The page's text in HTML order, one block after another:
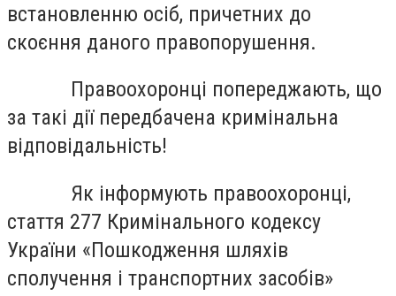
встановленню осіб, причетних до
скоєння даного правопорушення.
Правоохоронці попереджають, що
за такі дії передбачена кримінальна
відповідальність!
Як інформують правоохоронці,
стаття 277 Кримінального кодексу
України «Пошкодження шляхів
сполучення і транспортних засобів»